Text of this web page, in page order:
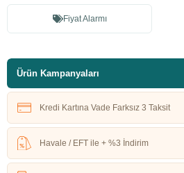
Fiyat Alarmı
Ürün Kampanyaları
Kredi Kartına Vade Farksız 3 Taksit
Havale / EFT ile + %3 İndirim